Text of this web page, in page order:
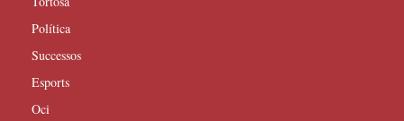
Política
Successos
Esports
Oci